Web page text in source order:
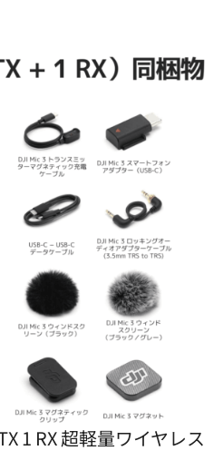
1 RX 超軽量ワイヤレス